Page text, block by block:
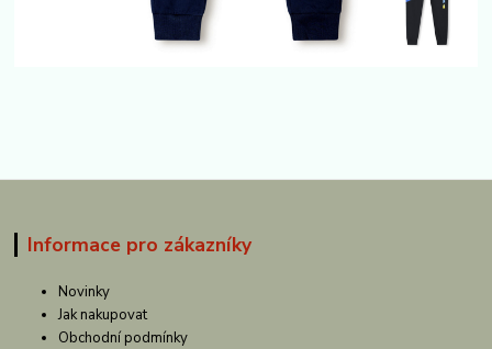
Informace pro zákazníky
Novinky
Jak nakupovat
Obchodní podmínky